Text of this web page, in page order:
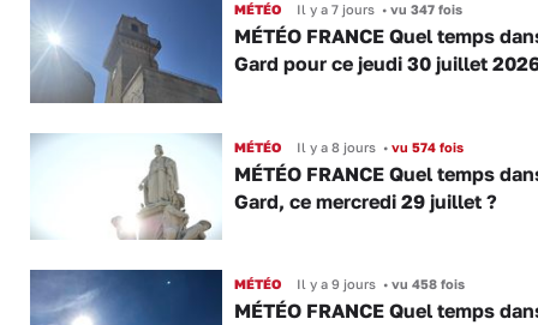
MÉTÉO Il y a 7 jours •vu 347 fois
MÉTÉO FRANCE Quel temps
Gard pour ce jeudi 30 juillet
MÉTÉO Il y a 8 jours •vu 574 fois
MÉTÉO FRANCE Quel temps
Gard, ce mercredi 29 juillet ?
MÉTÉO Il y a 9 jours •vu 458 fois
MÉTÉO FRANCE Quel temps